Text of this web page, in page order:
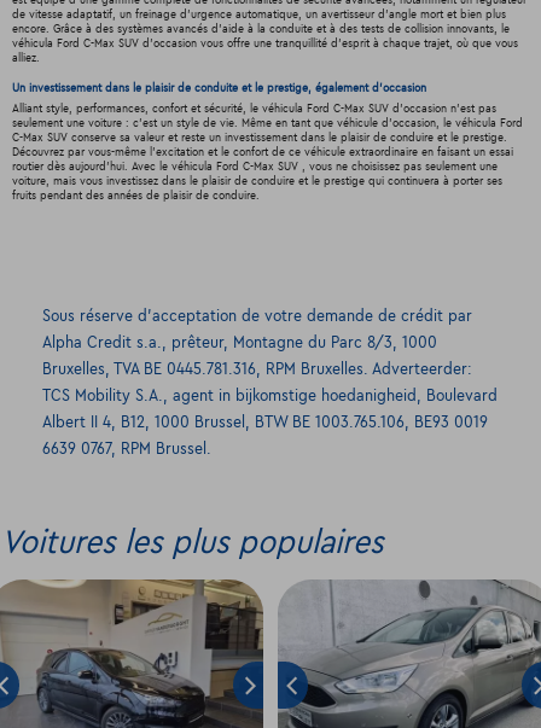
de vitesse adaptatif, un freinage d'urgence automatique, un avertisseur d'angle mort et bien plus
encore. Grâce à des systèmes avancés d'aide à la conduite et à des tests de collision innovants, le
véhicula Ford C-Max SUV d'occasion vous offre une tranquillité d'esprit à chaque trajet, où que vous
alliez.
Un investissement dans le plaisir de conduite et le prestige, également d'occasion
Alliant style, performances, confort et sécurité, le véhicula Ford C-Max SUV d'occasion n'est pas
seulement une voiture : c'est un style de vie. Même en tant que véhicule d'occasion, le véhicula Ford
C-Max SUV conserve sa valeur et reste un investissement dans le plaisir de conduire et le prestige.
Découvrez par vous-même l'excitation et le confort de ce véhicule extraordinaire en faisant un essai
routier dès aujourd'hui. Avec le véhicula Ford C-Max SUV , vous ne choisissez pas seulement une
voiture, mais vous investissez dans le plaisir de conduire et le prestige qui continuera à porter ses
fruits pendant des années de plaisir de conduire.
Sous réserve d’acceptation de votre demande de crédit par
Alpha Credit s.a., prêteur, Montagne du Parc 8/3, 1000
Bruxelles, TVA BE 0445.781.316, RPM Bruxelles. Adverteerder:
TCS Mobility S.A., agent in bijkomstige hoedanigheid, Boulevard
Albert II 4, B12, 1000 Brussel, BTW BE 1003.765.106, BE93 0019
6639 0767, RPM Brussel.
Voitures les plus populaires